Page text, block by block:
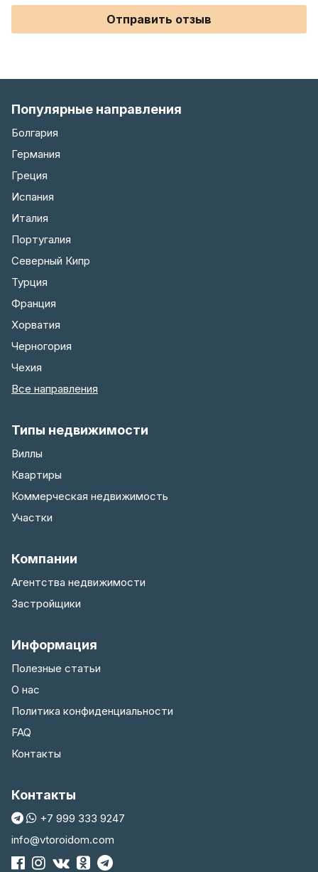
Отправить отзыв
Популярные направления
Болгария
Германия
Греция
Испания
Италия
Португалия
Северный Кипр
Турция
Франция
Хорватия
Черногория
Чехия
Все направления
Типы недвижимости
Виллы
Квартиры
Коммерческая недвижимость
Участки
Компании
Агентства недвижимости
Застройщики
Информация
Полезные статьи
О нас
Политика конфиденциальности
FAQ
Контакты
Контакты
+7 999 333 9247
info@vtoroidom.com